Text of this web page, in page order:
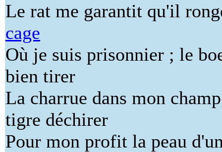
Le rat me garantit qu'il
cage
Où je suis prisonnier ; le
bien tirer
La charrue dans mon
tigre déchirer
Pour mon profit la peau